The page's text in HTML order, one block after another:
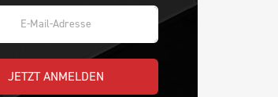
JETZT ANMELDEN